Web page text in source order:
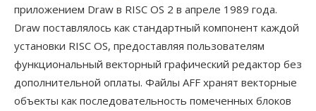
приложением Draw в RISC OS 2 в апреле 1989 года.
Draw поставлялось как стандартный компонент каждой
установки RISC OS, предоставляя пользователям
функциональный векторный графический редактор без
дополнительной оплаты. Файлы AFF хранят векторные
объекты как последовательность помеченных блоков